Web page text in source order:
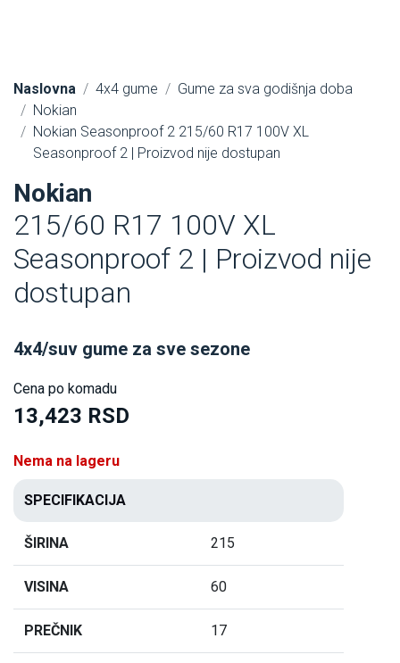
Naslovna 4x4 gume
Gume za sva godišnja doba
Nokian
Nokian Seasonproof 2 215/60 R17 100V XL
Seasonproof 2 | Proizvod nije dostupan
Nokian
215/60 R17 100V XL
Seasonproof 2 | Proizvod nije
dostupan
4x4/suv gume za sve sezone
Cena po komadu
13,423 RSD
Nema na lageru
SPECIFIKACIJA
ŠIRINA 215
VISINA 60
PREČNIK 17